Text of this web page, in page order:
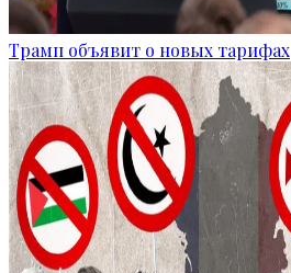
Трамп объявит о новых тарифах